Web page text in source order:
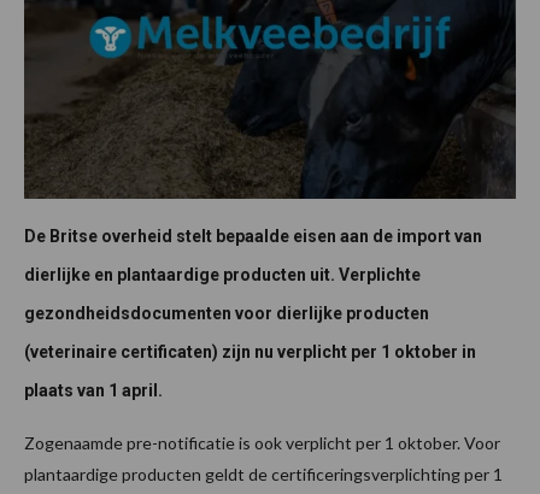
De Britse overheid stelt bepaalde eisen aan de import van
dierlijke en plantaardige producten uit. Verplichte
gezondheidsdocumenten voor dierlijke producten
(veterinaire certificaten) zijn nu verplicht per 1 oktober in
plaats van 1 april.
Zogenaamde pre-notificatie is ook verplicht per 1 oktober. Voor
plantaardige producten geldt de certificeringsverplichting per 1